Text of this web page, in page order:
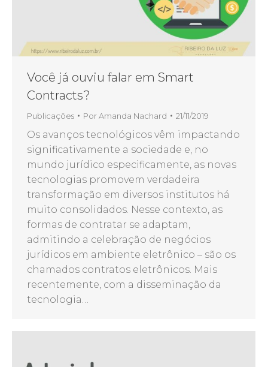
Você já ouviu falar em Smart
Contracts?
Publicações PorAmanda Nachard 21/11/2019
Os avanços tecnológicos vêm impactando
significativamente a sociedade e, no
mundo jurídico especificamente, as novas
tecnologias promovem verdadeira
transformação em diversos institutos há
muito consolidados. Nesse contexto, as
formas de contratar se adaptam,
admitindo a celebração de negócios
jurídicos em ambiente eletrônico – são os
chamados contratos eletrônicos. Mais
recentemente, com a disseminação da
tecnologia…